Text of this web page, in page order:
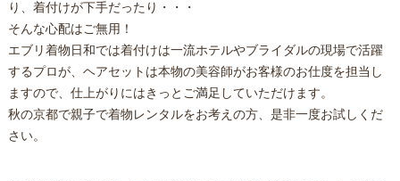
り、着付けが下手だったり・・・
そんな心配はご無用！
エブリ着物日和では着付けは一流ホテルやブライダルの現場で活躍
するプロが、ヘアセットは本物の美容師がお客様のお仕度を担当し
ますので、仕上がりにはきっとご満足していただけます。
秋の京都で親子で着物レンタルをお考えの方、是非一度お試しくだ
さい。